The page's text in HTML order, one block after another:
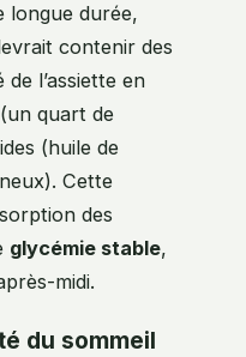
longue durée,
contenir des
l’assiette en
quart de
(huile de
Cette
des
glycémie stable,
midi.
du sommeil